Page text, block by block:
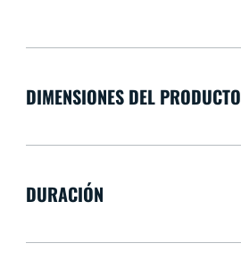
DIMENSIONES DEL PRODUCTO
DURACIÓN